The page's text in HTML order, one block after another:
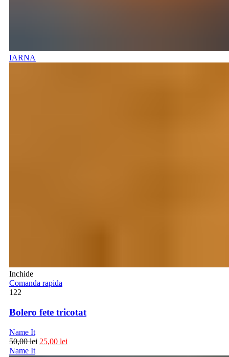
IARNA
Inchide
Comanda rapida
122
Bolero fete tricotat
Name It
50,00lei 25,00 lei
Name It